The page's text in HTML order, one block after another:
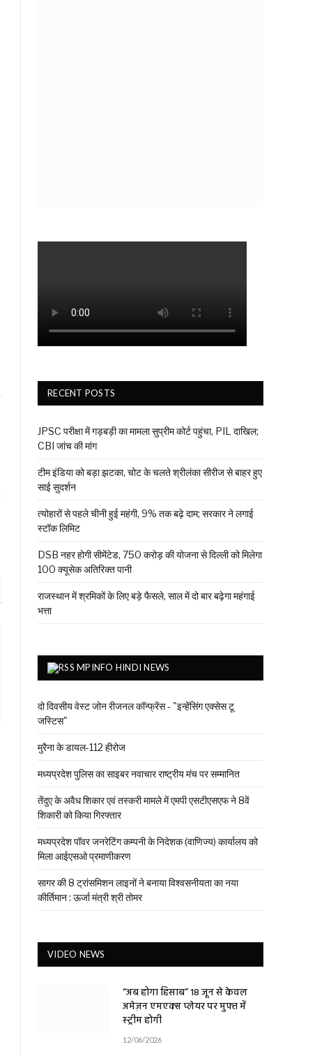
RECENT POSTS
JPSC परीक्षा में गड़बड़ी का मामला सुप्रीम कोर्ट पहुंचा, PIL दाखिल;
CBI जांच की मांग
टीम इंडिया को बड़ा झटका, चोट के चलते श्रीलंका सीरीज से बाहर हुए
साई सुदर्शन
त्योहारों से पहले चीनी हुई महंगी, 9% तक बढ़े दाम; सरकार ने लगाई
स्टॉक लिमिट
DSB नहर होगी सीमेंटेड, 750 करोड़ की योजना से दिल्ली को मिलेगा
100 क्यूसेक अतिरिक्त पानी
राजस्थान में श्रमिकों के लिए बड़े फैसले, साल में दो बार बढ़ेगा महंगाई
भत्ता
MPINFO HINDI NEWS
दो दिवसीय वेस्ट जोन रीजनल कॉन्फ्रेंस - "इन्हेंसिंग एक्सेस टू
जस्टिस"
मुरैना के डायल-112 हीरोज
मध्यप्रदेश पुलिस का साइबर नवाचार राष्ट्रीय मंच पर सम्मानित
तेंदुए के अवैध शिकार एवं तस्करी मामले में एमपी एसटीएसएफ ने 8वें
शिकारी को किया गिरफ्तार
मध्यप्रदेश पॉवर जनरेटिंग कम्पनी के निदेशक (वाणिज्य) कार्यालय को
मिला आईएसओ प्रमाणीकरण
सागर की 8 ट्रांसमिशन लाइनों ने बनाया विश्वसनीयता का नया
कीर्तिमान : ऊर्जा मंत्री श्री तोमर
VIDEO NEWS
“अब होगा हिसाब” 18 जून से केवल
अमेज़न एमएक्स प्लेयर पर मुफ्त में
स्ट्रीम होगी
12/06/2026